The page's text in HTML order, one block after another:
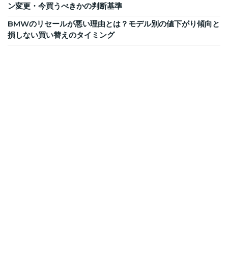
ン変更・今買うべきかの判断基準
BMWのリセールが悪い理由とは？モデル別の値下がり傾向と
損しない買い替えのタイミング